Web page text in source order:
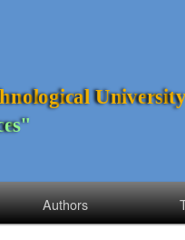
hnological Universit
es"
Authors